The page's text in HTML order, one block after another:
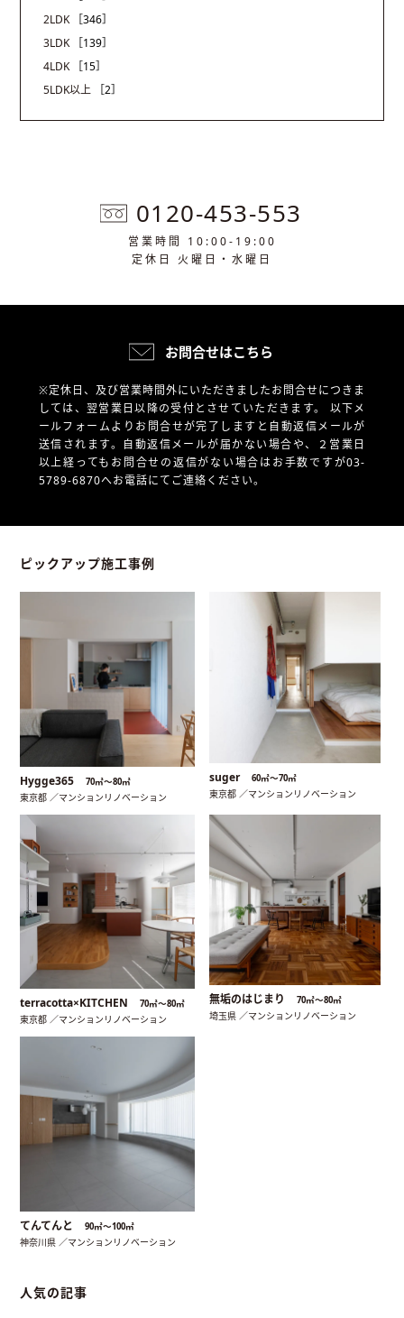
2LDK
［346］
3LDK
［139］
4LDK
［15］
5LDK以上
［2］
0120-453-553
営業時間 10:00-19:00
定休日 火曜日・水曜日
お問合せはこちら
※定休日、及び営業時間外にいただきましたお問合せにつきま
しては、翌営業日以降の受付とさせていただきます。 以下メ
ールフォームよりお問合せが完了しますと自動返信メールが
送信されます。自動返信メールが届かない場合や、
２営業日
以上経ってもお問合せの返信がない場合はお手数ですが03-
5789-6870へお電話にてご連絡ください。
ピックアップ施工事例
Hygge365 70㎡〜80㎡
東京都 ／マンションリノベーション
suger 60㎡〜70㎡
東京都 ／マンションリノベーション
terracotta×KITCHEN 70㎡〜80㎡
東京都 ／マンションリノベーション
無垢のはじまり 70㎡〜80㎡
埼玉県 ／マンションリノベーション
てんてんと 90㎡〜100㎡
神奈川県 ／マンションリノベーション
人気の記事